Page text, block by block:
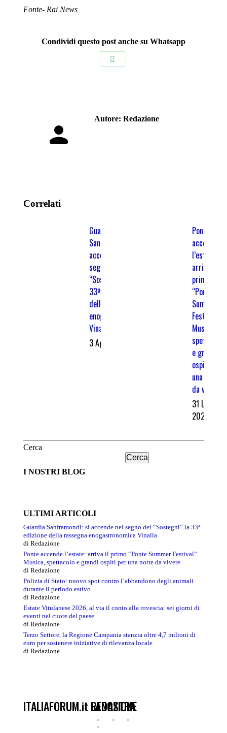
Fonte- Rai News
Condividi questo post anche su Whatsapp
Autore: Redazione
Correlati
Guardia
Sanframondi: si
accende nel
segno dei
“Sostegni” la
33ª edizione
della rassegna
enogastronomica
Vinalia
3 Agosto 2026
Ponte
accende
l’estate:
arriva il
primo
“Ponte
Summer
Festival”
Musica,
spettacolo
e grandi
ospiti per
una notte
da vivere
31 Luglio
2026
Cerca
Cerca
I NOSTRI BLOG
ULTIMI ARTICOLI
Guardia Sanframondi: si accende nel segno dei “Sostegni” la 33ª
edizione della rassegna enogastronomica Vinalia
di Redazione
Ponte accende l’estate: arriva il primo “Ponte Summer Festival”
Musica, spettacolo e grandi ospiti per una notte da vivere
di Redazione
Polizia di Stato: nuovo spot contro l’abbandono degli animali
durante il periodo estivo
di Redazione
Estate Vitulanese 2026, al via il conto alla rovescia: sei giorni di
eventi nel cuore del paese
di Redazione
Terzo Settore, la Regione Campania stanzia oltre 4,7 milioni di
euro per sostenere iniziative di rilevanza locale
di Redazione
ITALIAFORUM.it LA NOSTRA REDAZIONE